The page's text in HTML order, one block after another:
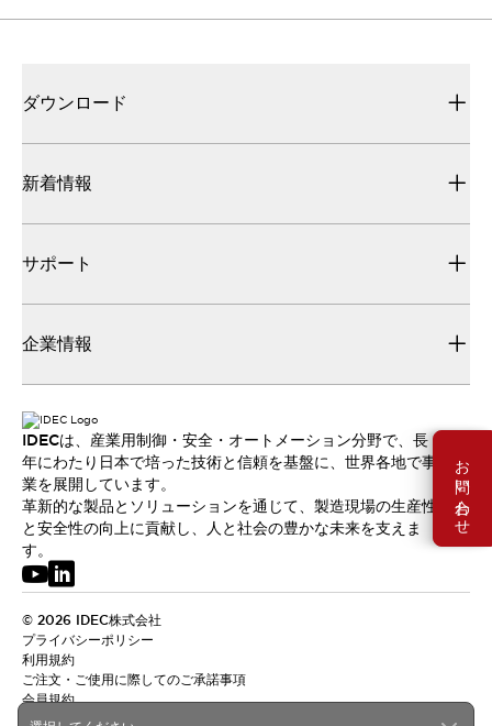
お問い合わせ
ダウンロード
新着情報
サポート
企業情報
IDECは、産業用制御・安全・オートメーション分野で、長
年にわたり日本で培った技術と信頼を基盤に、世界各地で事
業を展開しています。
革新的な製品とソリューションを通じて、製造現場の生産性
と安全性の向上に貢献し、人と社会の豊かな未来を支えま
す。
© 2026 IDEC株式会社
プライバシーポリシー
利用規約
ご注文・ご使用に際してのご承諾事項
会員規約